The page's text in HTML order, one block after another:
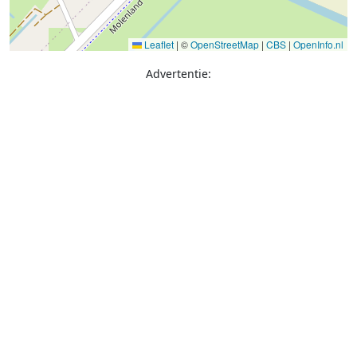
Leaflet | ©OpenStreetMap | CBS | OpenInfo.nl
Advertentie: